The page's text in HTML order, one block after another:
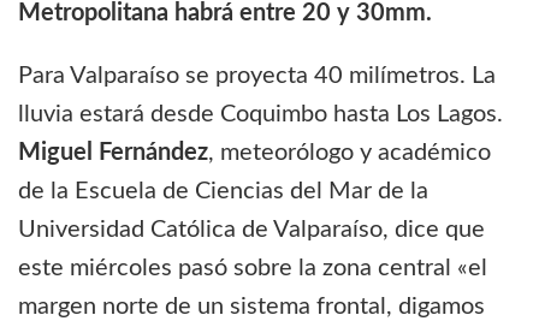
Metropolitana habrá entre 20 y 30mm.
Para Valparaíso se proyecta 40 milímetros. La
lluvia estará desde Coquimbo hasta Los Lagos.
Miguel Fernández, meteorólogo y académico
de la Escuela de Ciencias del Mar de la
Universidad Católica de Valparaíso, dice que
este miércoles pasó sobre la zona central «el
margen norte de un sistema frontal, digamos